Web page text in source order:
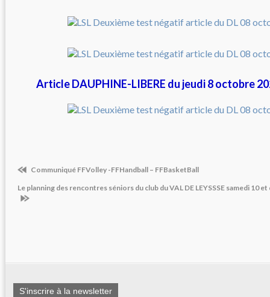
Article DAUPHINE-LIBERE du jeudi 8 octobre
Communiqué FFVolley -FFHandball – FFBasketBall
Le planning des rencontres séniors du club du VAL DE LEYSSSE samedi 10
S'inscrire à la newsletter